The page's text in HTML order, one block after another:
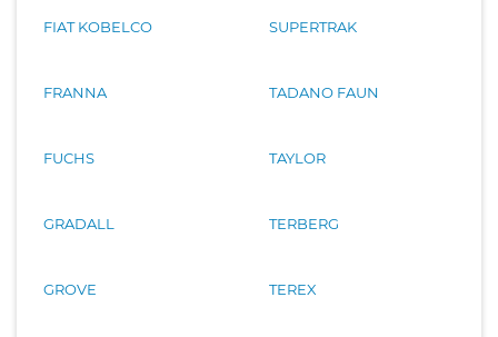
FIAT KOBELCO
FRANNA
FUCHS
GRADALL
GROVE
SUPERTRAK
TADANO FAUN
TAYLOR
TERBERG
TEREX